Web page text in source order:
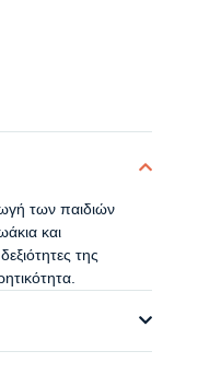
των παιδιών
και
της